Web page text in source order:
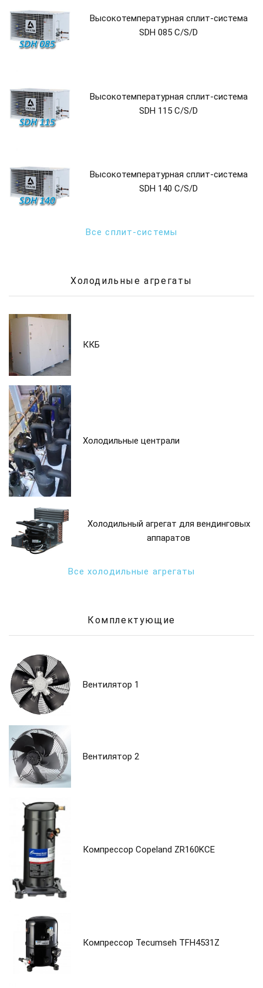
Высокотемпературная сплит-система
SDH 085 C/S/D
Высокотемпературная сплит-система
SDH 115 C/S/D
Высокотемпературная сплит-система
SDH 140 C/S/D
Все сплит-системы
Холодильные агрегаты
ККБ
Холодильные централи
Холодильный агрегат для вендинговых
аппаратов
Все холодильные агрегаты
Комплектующие
Вентилятор 1
Вентилятор 2
Компрессор Copeland ZR160KCE
Компрессор Tecumseh TFH4531Z